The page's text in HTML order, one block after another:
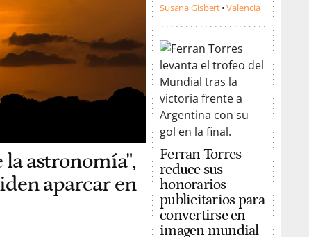
la astronomía",
aparcar en
Susana Gisbert Valencia
Ferran Torres
reduce sus
honorarios
publicitarios para
convertirse en
imagen mundial